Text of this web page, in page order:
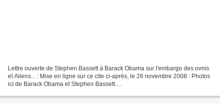
Lettre ouverte de Stephen Bassett à Barack Obama sur l'embargo des ovnis
et Aliens... : Mise en ligne sur ce cite ci-après, le 26 novembre 2008 : Photos
ici de Barack Obama et Stephen Bassett.